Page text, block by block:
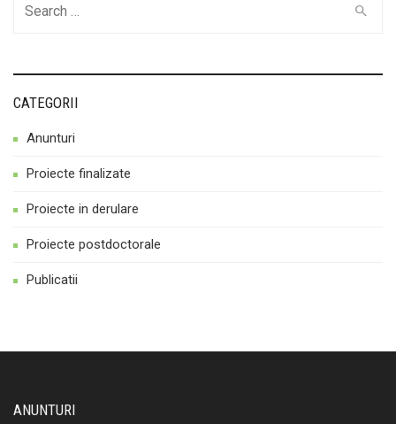
CATEGORII
Anunturi
Proiecte finalizate
Proiecte in derulare
Proiecte postdoctorale
Publicatii
ANUNTURI